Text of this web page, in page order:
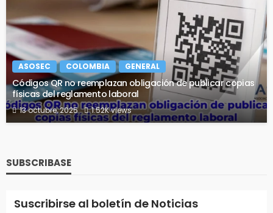
ASOSEC COLOMBIA GENERAL
Códigos QR no reemplazan obligación de publicar copias
físicas del reglamento laboral
13 octubre, 2025 1.52K views
SUBSCRIBASE
Suscribirse al boletín de Noticias